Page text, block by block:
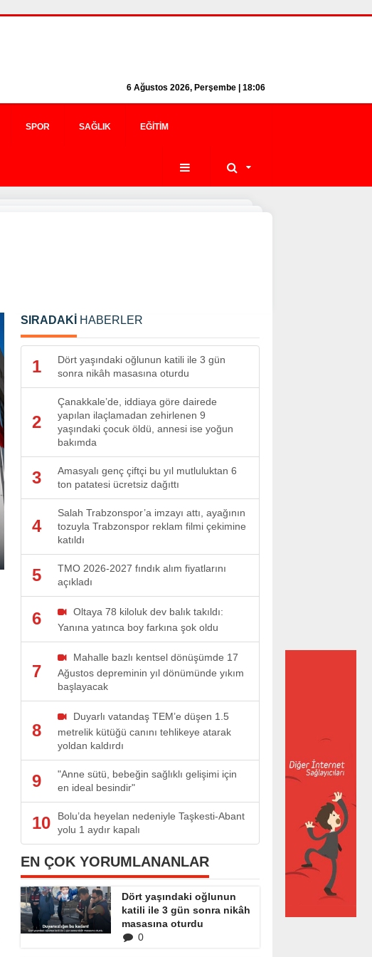
6 Ağustos 2026, Perşembe | 18:06
SPOR SAĞLIK EĞITIM
SIRADAKİ HABERLER
1
Dört yaşındaki oğlunun katili ile 3 gün
sonra nikâh masasına oturdu
2
Çanakkale’de, iddiaya göre dairede
yapılan ilaçlamadan zehirlenen 9
yaşındaki çocuk öldü, annesi ise yoğun
bakımda
3
Amasyalı genç çiftçi bu yıl mutluluktan 6
ton patatesi ücretsiz dağıttı
4
Salah Trabzonspor’a imzayı attı, ayağının
tozuyla Trabzonspor reklam filmi çekimine
katıldı
5
TMO 2026-2027 fındık alım fiyatlarını
açıkladı
6
Oltaya 78 kiloluk dev balık takıldı:
Yanına yatınca boy farkına şok oldu
7
Mahalle bazlı kentsel dönüşümde 17
Ağustos depreminin yıl dönümünde yıkım
başlayacak
8
Duyarlı vatandaş TEM’e düşen 1.5
metrelik kütüğü canını tehlikeye atarak
yoldan kaldırdı
9
"Anne sütü, bebeğin sağlıklı gelişimi için
en ideal besindir"
10
Bolu’da heyelan nedeniyle Taşkesti-Abant
yolu 1 aydır kapalı
EN ÇOK YORUMLANANLAR
Dört yaşındaki oğlunun
katili ile 3 gün sonra nikâh
masasına oturdu
0